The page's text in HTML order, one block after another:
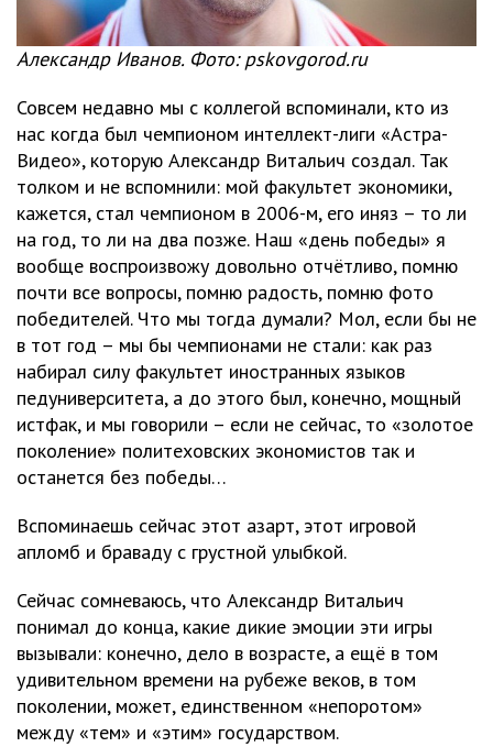
Александр Иванов. Фото: pskovgorod.ru
Совсем недавно мы с коллегой вспоминали, кто из
нас когда был чемпионом интеллект-лиги «Астра-
Видео», которую Александр Витальич создал. Так
толком и не вспомнили: мой факультет экономики,
кажется, стал чемпионом в 2006-м, его иняз – то ли
на год, то ли на два позже. Наш «день победы» я
вообще воспроизвожу довольно отчётливо, помню
почти все вопросы, помню радость, помню фото
победителей. Что мы тогда думали? Мол, если бы не
в тот год – мы бы чемпионами не стали: как раз
набирал силу факультет иностранных языков
педуниверситета, а до этого был, конечно, мощный
истфак, и мы говорили – если не сейчас, то «золотое
поколение» политеховских экономистов так и
останется без победы…
Вспоминаешь сейчас этот азарт, этот игровой
апломб и браваду с грустной улыбкой.
Сейчас сомневаюсь, что Александр Витальич
понимал до конца, какие дикие эмоции эти игры
вызывали: конечно, дело в возрасте, а ещё в том
удивительном времени на рубеже веков, в том
поколении, может, единственном «непоротом»
между «тем» и «этим» государством.